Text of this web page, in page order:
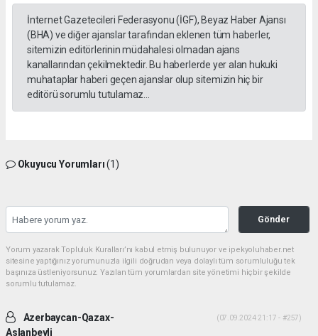
İnternet Gazetecileri Federasyonu (İGF), Beyaz Haber Ajansı
(BHA) ve diğer ajanslar tarafından eklenen tüm haberler,
sitemizin editörlerinin müdahalesi olmadan ajans
kanallarından çekilmektedir. Bu haberlerde yer alan hukuki
muhataplar haberi geçen ajanslar olup sitemizin hiç bir
editörü sorumlu tutulamaz...
Okuyucu Yorumları(1)
Gönder
Yorum yazarak Topluluk Kuralları’nı kabul etmiş bulunuyor ve ipekyoluhaber.net
sitesine yaptığınız yorumunuzla ilgili doğrudan veya dolaylı tüm sorumluluğu tek
başınıza üstleniyorsunuz. Yazılan tüm yorumlardan site yönetimi hiçbir şekilde
sorumlu tutulamaz.
Azerbaycan-Qazax-
Aslanbeyli
(07.09.2024 21:17 - #257)